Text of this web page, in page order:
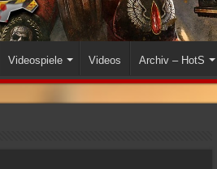
Videospiele Videos Archiv – HotS